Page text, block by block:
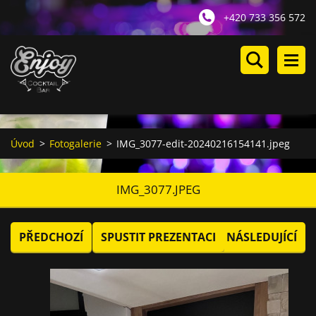
+420 733 356 572
Úvod > Fotogalerie > IMG_3077-edit-20240216154141.jpeg
IMG_3077.JPEG
PŘEDCHOZÍ SPUSTIT PREZENTACI NÁSLEDUJÍCÍ